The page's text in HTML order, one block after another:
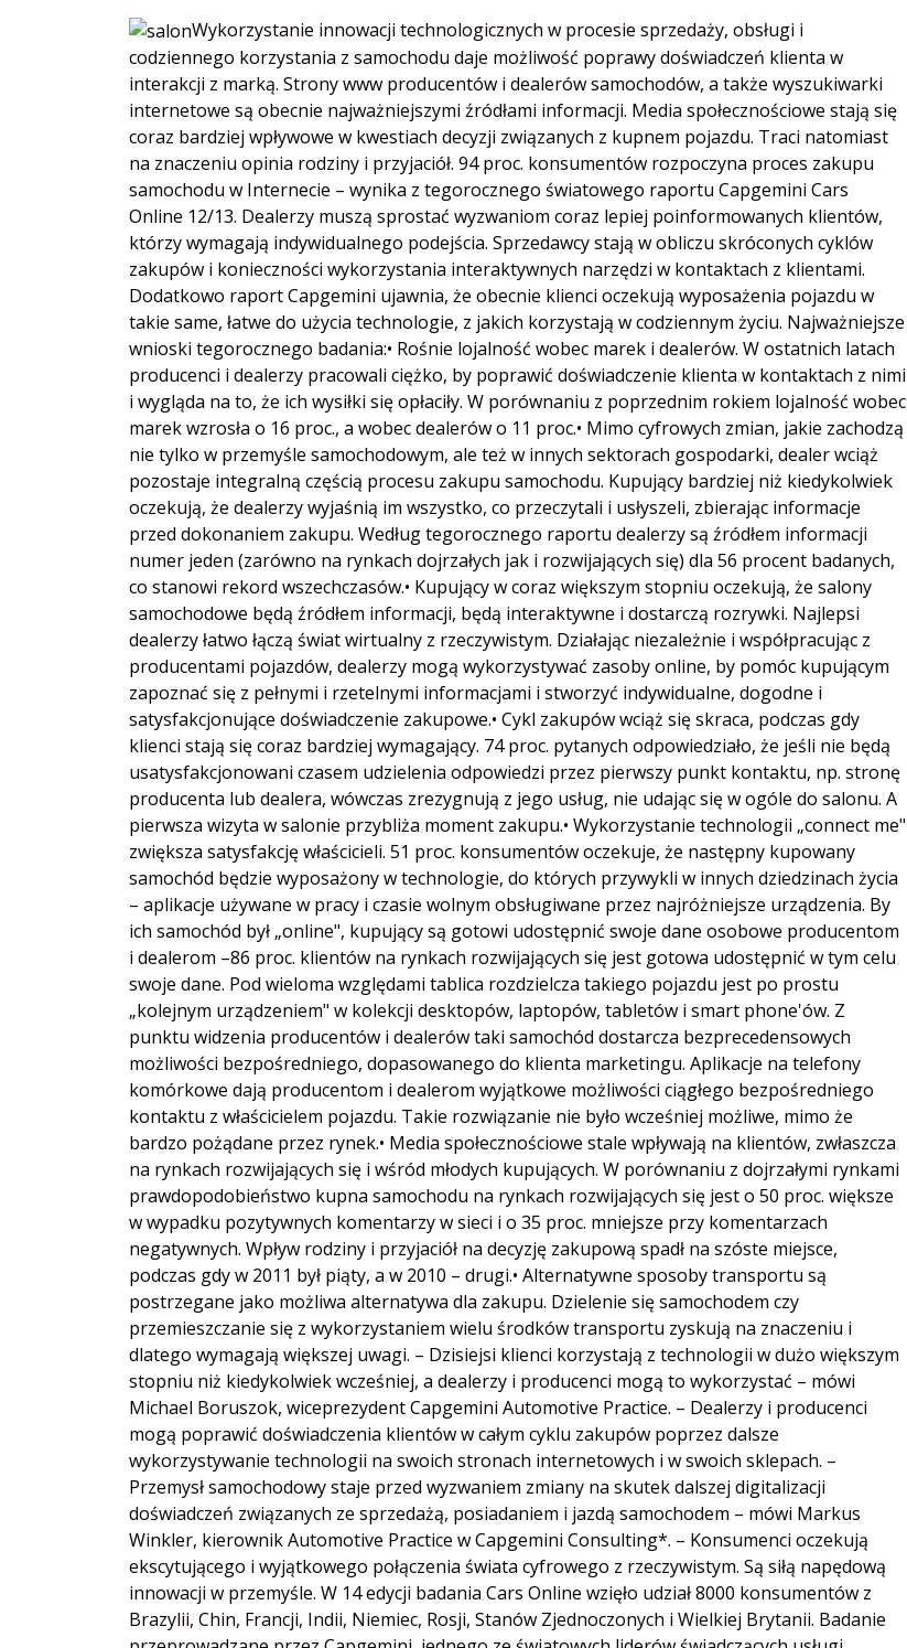
Wykorzystanie innowacji technologicznych w procesie sprzedaży, obsługi i
codziennego korzystania z samochodu daje możliwość poprawy doświadczeń klienta w
interakcji z marką. Strony www producentów i dealerów samochodów, a także wyszukiwarki
internetowe są obecnie najważniejszymi źródłami informacji. Media społecznościowe stają się
coraz bardziej wpływowe w kwestiach decyzji związanych z kupnem pojazdu. Traci natomiast
na znaczeniu opinia rodziny i przyjaciół. 94 proc. konsumentów rozpoczyna proces zakupu
samochodu w Internecie – wynika z tegorocznego światowego raportu Capgemini Cars
Online 12/13. Dealerzy muszą sprostać wyzwaniom coraz lepiej poinformowanych klientów,
którzy wymagają indywidualnego podejścia. Sprzedawcy stają w obliczu skróconych cyklów
zakupów i konieczności wykorzystania interaktywnych narzędzi w kontaktach z klientami.
Dodatkowo raport Capgemini ujawnia, że obecnie klienci oczekują wyposażenia pojazdu w
takie same, łatwe do użycia technologie, z jakich korzystają w codziennym życiu. Najważniejsze
wnioski tegorocznego badania:• Rośnie lojalność wobec marek i dealerów. W ostatnich latach
producenci i dealerzy pracowali ciężko, by poprawić doświadczenie klienta w kontaktach z nimi
i wygląda na to, że ich wysiłki się opłaciły. W porównaniu z poprzednim rokiem lojalność wobec
marek wzrosła o 16 proc., a wobec dealerów o 11 proc.• Mimo cyfrowych zmian, jakie zachodzą
nie tylko w przemyśle samochodowym, ale też w innych sektorach gospodarki, dealer wciąż
pozostaje integralną częścią procesu zakupu samochodu. Kupujący bardziej niż kiedykolwiek
oczekują, że dealerzy wyjaśnią im wszystko, co przeczytali i usłyszeli, zbierając informacje
przed dokonaniem zakupu. Według tegorocznego raportu dealerzy są źródłem informacji
numer jeden (zarówno na rynkach dojrzałych jak i rozwijających się) dla 56 procent badanych,
co stanowi rekord wszechczasów.• Kupujący w coraz większym stopniu oczekują, że salony
samochodowe będą źródłem informacji, będą interaktywne i dostarczą rozrywki. Najlepsi
dealerzy łatwo łączą świat wirtualny z rzeczywistym. Działając niezależnie i współpracując z
producentami pojazdów, dealerzy mogą wykorzystywać zasoby online, by pomóc kupującym
zapoznać się z pełnymi i rzetelnymi informacjami i stworzyć indywidualne, dogodne i
satysfakcjonujące doświadczenie zakupowe.• Cykl zakupów wciąż się skraca, podczas gdy
klienci stają się coraz bardziej wymagający. 74 proc. pytanych odpowiedziało, że jeśli nie będą
usatysfakcjonowani czasem udzielenia odpowiedzi przez pierwszy punkt kontaktu, np. stronę
producenta lub dealera, wówczas zrezygnują z jego usług, nie udając się w ogóle do salonu. A
pierwsza wizyta w salonie przybliża moment zakupu.• Wykorzystanie technologii „connect me"
zwiększa satysfakcję właścicieli. 51 proc. konsumentów oczekuje, że następny kupowany
samochód będzie wyposażony w technologie, do których przywykli w innych dziedzinach życia
– aplikacje używane w pracy i czasie wolnym obsługiwane przez najróżniejsze urządzenia. By
ich samochód był „online", kupujący są gotowi udostępnić swoje dane osobowe producentom
i dealerom –86 proc. klientów na rynkach rozwijających się jest gotowa udostępnić w tym celu
swoje dane. Pod wieloma względami tablica rozdzielcza takiego pojazdu jest po prostu
„kolejnym urządzeniem" w kolekcji desktopów, laptopów, tabletów i smart phone'ów. Z
punktu widzenia producentów i dealerów taki samochód dostarcza bezprecedensowych
możliwości bezpośredniego, dopasowanego do klienta marketingu. Aplikacje na telefony
komórkowe dają producentom i dealerom wyjątkowe możliwości ciągłego bezpośredniego
kontaktu z właścicielem pojazdu. Takie rozwiązanie nie było wcześniej możliwe, mimo że
bardzo pożądane przez rynek.• Media społecznościowe stale wpływają na klientów, zwłaszcza
na rynkach rozwijających się i wśród młodych kupujących. W porównaniu z dojrzałymi rynkami
prawdopodobieństwo kupna samochodu na rynkach rozwijających się jest o 50 proc. większe
w wypadku pozytywnych komentarzy w sieci i o 35 proc. mniejsze przy komentarzach
negatywnych. Wpływ rodziny i przyjaciół na decyzję zakupową spadł na szóste miejsce,
podczas gdy w 2011 był piąty, a w 2010 – drugi.• Alternatywne sposoby transportu są
postrzegane jako możliwa alternatywa dla zakupu. Dzielenie się samochodem czy
przemieszczanie się z wykorzystaniem wielu środków transportu zyskują na znaczeniu i
dlatego wymagają większej uwagi. – Dzisiejsi klienci korzystają z technologii w dużo większym
stopniu niż kiedykolwiek wcześniej, a dealerzy i producenci mogą to wykorzystać – mówi
Michael Boruszok, wiceprezydent Capgemini Automotive Practice. – Dealerzy i producenci
mogą poprawić doświadczenia klientów w całym cyklu zakupów poprzez dalsze
wykorzystywanie technologii na swoich stronach internetowych i w swoich sklepach. –
Przemysł samochodowy staje przed wyzwaniem zmiany na skutek dalszej digitalizacji
doświadczeń związanych ze sprzedażą, posiadaniem i jazdą samochodem – mówi Markus
Winkler, kierownik Automotive Practice w Capgemini Consulting*. – Konsumenci oczekują
ekscytującego i wyjątkowego połączenia świata cyfrowego z rzeczywistym. Są siłą napędową
innowacji w przemyśle. W 14 edycji badania Cars Online wzięło udział 8000 konsumentów z
Brazylii, Chin, Francji, Indii, Niemiec, Rosji, Stanów Zjednoczonych i Wielkiej Brytanii. Badanie